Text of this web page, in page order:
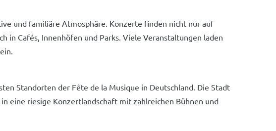
und familiäre Atmosphäre. Konzerte finden nicht nur auf
in Cafés, Innenhöfen und Parks. Viele Veranstaltungen laden
Standorten der Fête de la Musique in Deutschland. Die Stadt
eine riesige Konzertlandschaft mit zahlreichen Bühnen und